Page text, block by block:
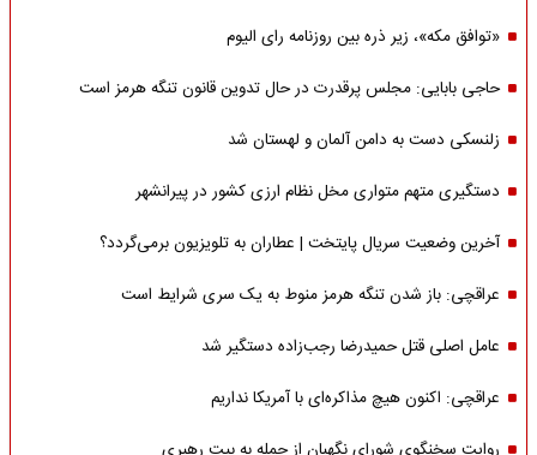
«توافق مکه»، زیر ذره بین روزنامه رای الیوم
حاجی بابایی: مجلس پرقدرت در حال تدوین قانون تنگه هرمز است
زلنسکی دست به دامن آلمان و لهستان شد
دستگیری متهم متواری مخل نظام ارزی کشور در پیرانشهر
آخرین وضعیت سریال پایتخت | عطاران به تلویزیون برمی‌گردد؟
عراقچی: باز شدن تنگه هرمز منوط به یک سری شرایط است
عامل اصلی قتل حمیدرضا رجب‌زاده دستگیر شد
عراقچی: اکنون هیچ مذاکره‌ای با آمریکا نداریم